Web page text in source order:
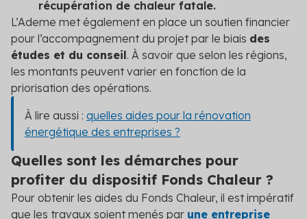
récupération de chaleur fatale.
L’Ademe met également en place un soutien financier
pour l’accompagnement du projet par le biais des
études et du conseil. À savoir que selon les régions,
les montants peuvent varier en fonction de la
priorisation des opérations.
À lire aussi : quelles aides pour la rénovation
énergétique des entreprises ?
Quelles sont les démarches pour
profiter du dispositif Fonds Chaleur ?
Pour obtenir les aides du Fonds Chaleur, il est impératif
que les travaux soient menés par une entreprise